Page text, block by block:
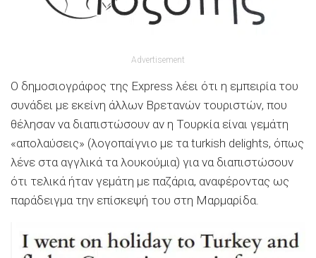
Advertisement
Ο δημοσιογράφος της Express λέει ότι η εμπειρία του
συνάδει με εκείνη άλλων Βρετανών τουριστών, που
θέλησαν να διαπιστώσουν αν η Τουρκία είναι γεμάτη
«απολαύσεις» (λογοπαίγνιο με τα turkish delights, όπως
λένε στα αγγλικά τα λουκούμια) για να διαπιστώσουν
ότι τελικά ήταν γεμάτη με παζάρια, αναφέροντας ως
παράδειγμα την επίσκεψή του στη Μαρμαρίδα.